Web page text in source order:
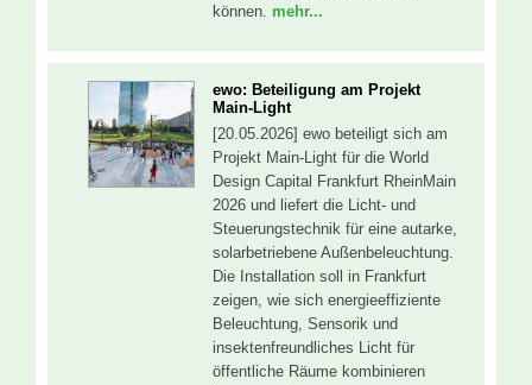
können. mehr...
ewo: Beteiligung am Projekt
Main-Light
[20.05.2026] ewo beteiligt sich am
Projekt Main-Light für die World
Design Capital Frankfurt RheinMain
2026 und liefert die Licht- und
Steuerungstechnik für eine autarke,
solarbetriebene Außenbeleuchtung.
Die Installation soll in Frankfurt
zeigen, wie sich energieeffiziente
Beleuchtung, Sensorik und
insektenfreundliches Licht für
öffentliche Räume kombinieren